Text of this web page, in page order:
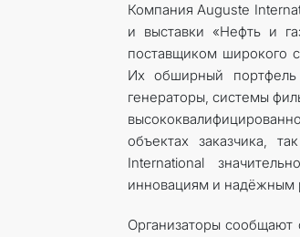
Компания Auguste
и выставки «Нефть и
поставщиком широкого
Их обширный портфель
генераторы, системы
объектах заказчика,
International
инновациям и надёжным
Организаторы сообщают